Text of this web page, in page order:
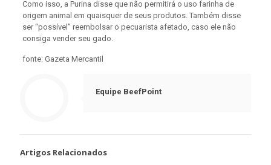
Como isso, a Purina disse que não permitirá o uso farinha de
origem animal em quaisquer de seus produtos. Também disse
ser “possível” reembolsar o pecuarista afetado, caso ele não
consiga vender seu gado.
fonte: Gazeta Mercantil
Equipe BeefPoint
Artigos Relacionados